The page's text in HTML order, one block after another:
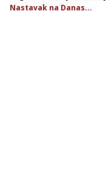
Nastavak na Danas...